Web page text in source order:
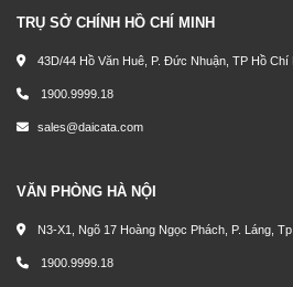
TRỤ SỞ CHÍNH HỒ CHÍ MINH
43D/44 Hồ Văn Huê, P. Đức Nhuận, TP Hồ Chí
1900.9999.18
sales@daicata.com
VĂN PHÒNG HÀ NỘI
N3-X1, Ngõ 17 Hoàng Ngọc Phách, P. Láng,
1900.9999.18